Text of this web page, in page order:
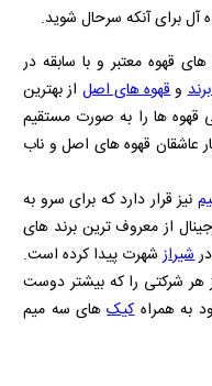
آل برای آنکه سرحال شوید.
قهوه معتبر و با سابقه در
وقهوه های اصل از بهترین
قهوه ها را به صورت مستقیم
عاشقان قهوه های اصل و ناب
نیز قرار دارد که برای سرو به
از معروف ترین برند های
شیرازشهرت پیدا کرده است.
هر شرکتی را که بیشتر دوست
به همراهکیکهای سه میم